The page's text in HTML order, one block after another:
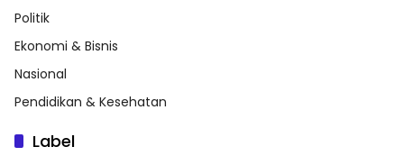
Politik
Ekonomi & Bisnis
Nasional
Pendidikan & Kesehatan
Label